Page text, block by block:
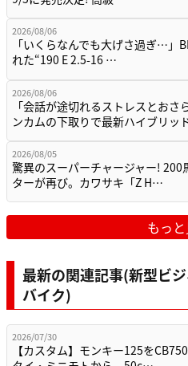
2026/08/06
「いくらなんでも大げさ過ぎ…」
れた“190 E 2.5-16 …
2026/08/06
「会話が途切れるストレスとおさ
ンカムの下取りで最新ハイブリッ
2026/08/05
驚異のスーパーチャージャー! 200
ターが再び。カワサキ「Z H…
もっ
バイク)
2026/07/30
【カスタム】モンキー125を
タイ・ミニモトから、50c…